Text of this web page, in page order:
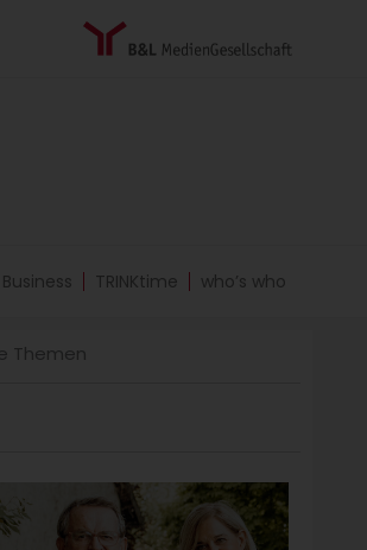
TRINKtime who’s who
Themen